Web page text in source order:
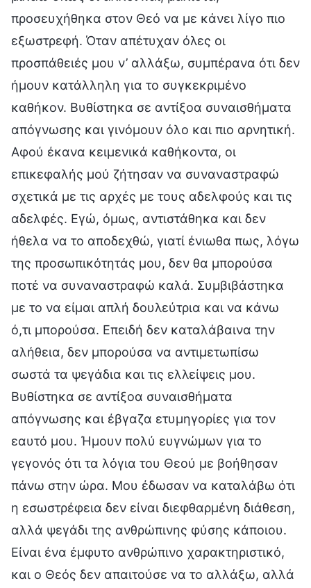
προσευχήθηκα στον Θεό να με κάνει λίγο πιο
εξωστρεφή. Όταν απέτυχαν όλες οι
προσπάθειές μου ν’ αλλάξω, συμπέρανα ότι δεν
ήμουν κατάλληλη για το συγκεκριμένο
καθήκον. Βυθίστηκα σε αντίξοα συναισθήματα
απόγνωσης και γινόμουν όλο και πιο αρνητική.
Αφού έκανα κειμενικά καθήκοντα, οι
επικεφαλής μού ζήτησαν να συναναστραφώ
σχετικά με τις αρχές με τους αδελφούς και τις
αδελφές. Εγώ, όμως, αντιστάθηκα και δεν
ήθελα να το αποδεχθώ, γιατί ένιωθα πως, λόγω
της προσωπικότητάς μου, δεν θα μπορούσα
ποτέ να συναναστραφώ καλά. Συμβιβάστηκα
με το να είμαι απλή δουλεύτρια και να κάνω
ό,τι μπορούσα. Επειδή δεν καταλάβαινα την
αλήθεια, δεν μπορούσα να αντιμετωπίσω
σωστά τα ψεγάδια και τις ελλείψεις μου.
Βυθίστηκα σε αντίξοα συναισθήματα
απόγνωσης και έβγαζα ετυμηγορίες για τον
εαυτό μου. Ήμουν πολύ ευγνώμων για το
γεγονός ότι τα λόγια του Θεού με βοήθησαν
πάνω στην ώρα. Μου έδωσαν να καταλάβω ότι
η εσωστρέφεια δεν είναι διεφθαρμένη διάθεση,
αλλά ψεγάδι της ανθρώπινης φύσης κάποιου.
Είναι ένα έμφυτο ανθρώπινο χαρακτηριστικό,
και ο Θεός δεν απαιτούσε να το αλλάξω, αλλά